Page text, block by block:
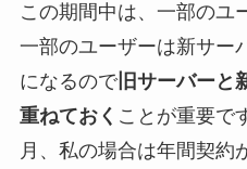
この期間中は、一部のユ
一部のユーザーは新サー
になるので旧サーバーと
重ねておく ことが重要で
月、私の場合は年間契約